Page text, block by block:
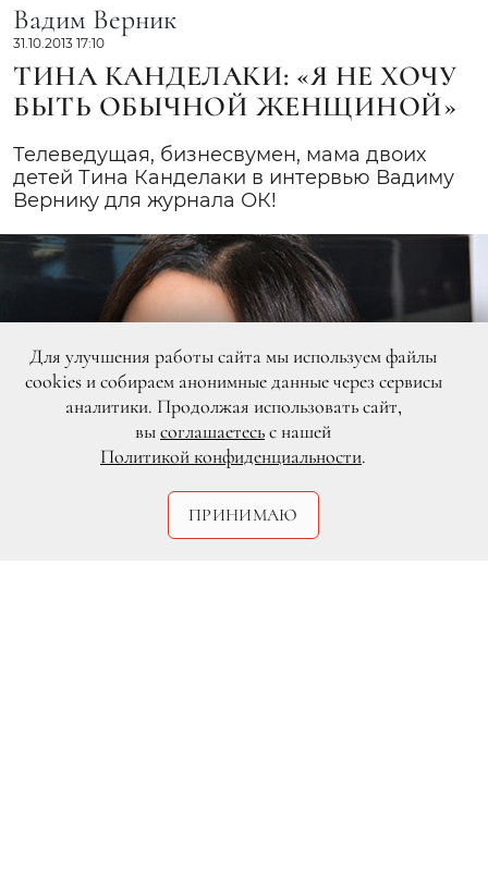
Вадим Верник
31.10.2013 17:10
ТИНА КАНДЕЛАКИ: «Я НЕ ХОЧУ
БЫТЬ ОБЫЧНОЙ ЖЕНЩИНОЙ»
Телеведущая, бизнесвумен, мама двоих
детей Тина Канделаки в интервью Вадиму
Вернику для журнала ОК!
Для улучшения работы сайта мы используем файлы
cookies и собираем анонимные данные через сервисы
аналитики. Продолжая использовать сайт,
высоглашаетесьс нашей
Политикой конфиденциальности.
ПРИНИМАЮ